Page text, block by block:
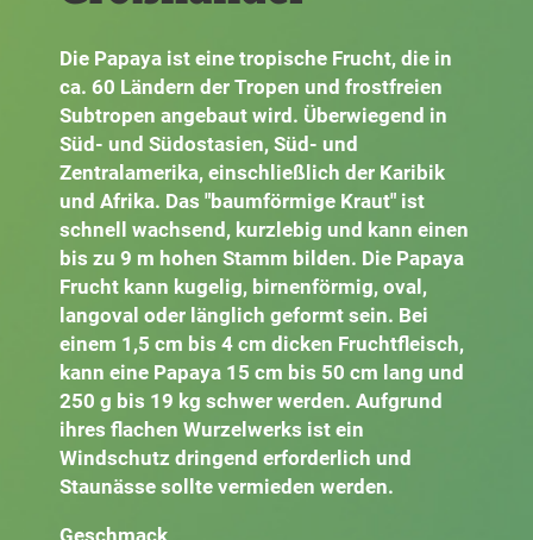
Die Papaya ist eine tropische Frucht, die in
ca. 60 Ländern der Tropen und frostfreien
Subtropen angebaut wird. Überwiegend in
Süd- und Südostasien, Süd- und
Zentralamerika, einschließlich der Karibik
und Afrika. Das "baumförmige Kraut" ist
schnell wachsend, kurzlebig und kann einen
bis zu 9 m hohen Stamm bilden. Die Papaya
Frucht kann kugelig, birnenförmig, oval,
langoval oder länglich geformt sein. Bei
einem 1,5 cm bis 4 cm dicken Fruchtfleisch,
kann eine Papaya 15 cm bis 50 cm lang und
250 g bis 19 kg schwer werden. Aufgrund
ihres flachen Wurzelwerks ist ein
Windschutz dringend erforderlich und
Staunässe sollte vermieden werden.
Geschmack